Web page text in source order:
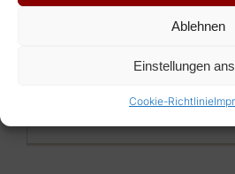
Ablehnen
Einstellungen
Cookie-Richtlinie
Spielleut Schandfleck.
mittelalterliche Musik
und kleine [ ... ]